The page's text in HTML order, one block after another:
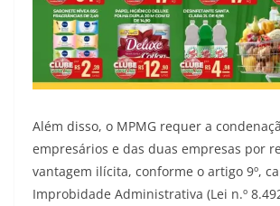
Além disso, o MPMG requer a
empresários e das duas empresas por
vantagem ilícita, conforme o artigo 9º,
Improbidade Administrativa (Lei n.º